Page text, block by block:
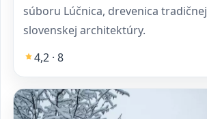
súboru Lúčnica, drevenica tradičnej
slovenskej architektúry.
4,2 · 8